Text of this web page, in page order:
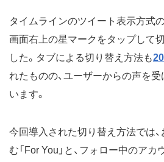
タイムラインのツイート表示方式
画面右上の星マークをタップして
した。タブによる切り替え方法も
れたものの、ユーザーからの声を受
います。
今回導入された切り替え方法では
む「For You」と、フォロー中のア